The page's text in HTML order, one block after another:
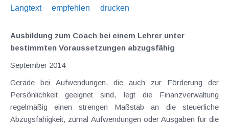
Langtext
empfehlen drucken
Ausbildung zum Coach bei einem Lehrer unter
bestimmten Voraussetzungen abzugsfähig
September 2014
Gerade bei Aufwendungen, die auch zur Förderung der
Persönlichkeit geeignet sind, legt die Finanzverwaltung
regelmäßig einen strengen Maßstab an die steuerliche
Abzugsfähigkeit, zumal Aufwendungen oder Ausgaben für die